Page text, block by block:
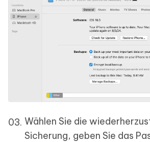
Wählen Sie die
Sicherung, geben Sie das